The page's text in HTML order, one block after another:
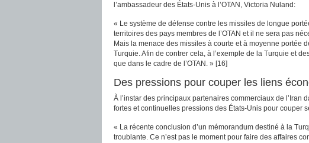
l’ambassadeur des États-Unis à l’OTAN, Victoria Nuland:
« Le système de défense contre les missiles de longue
territoires des pays membres de l’OTAN et il ne sera pas
Mais la menace des missiles à courte et à moyenne portée
Turquie. Afin de contrer cela, à l’exemple de la Turquie et
que dans le cadre de l’OTAN. » [16]
Des pressions pour couper les liens
À l’instar des principaux partenaires commerciaux de l’Iran
fortes et continuelles pressions des États-Unis pour couper
« La récente conclusion d’un mémorandum destiné à la
troublante. Ce n’est pas le moment pour faire des affaires